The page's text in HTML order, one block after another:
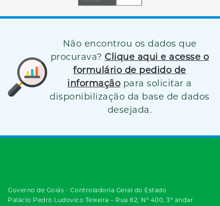
Não encontrou os dados que
procurava? Clique aqui e acesse o
formulário de pedido de
informação para solicitar a
disponibilização da base de dados
desejada.
Governo de Goiás - Controladoria Geral do Estado
Palácio Pedro Ludovico Teixeira – Rua 82, Nº 400, 3º andar